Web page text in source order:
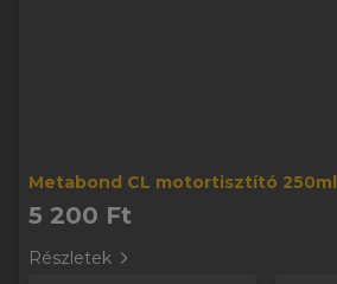
Metabond CL motortisztító 250ml
5 200 Ft
Részletek